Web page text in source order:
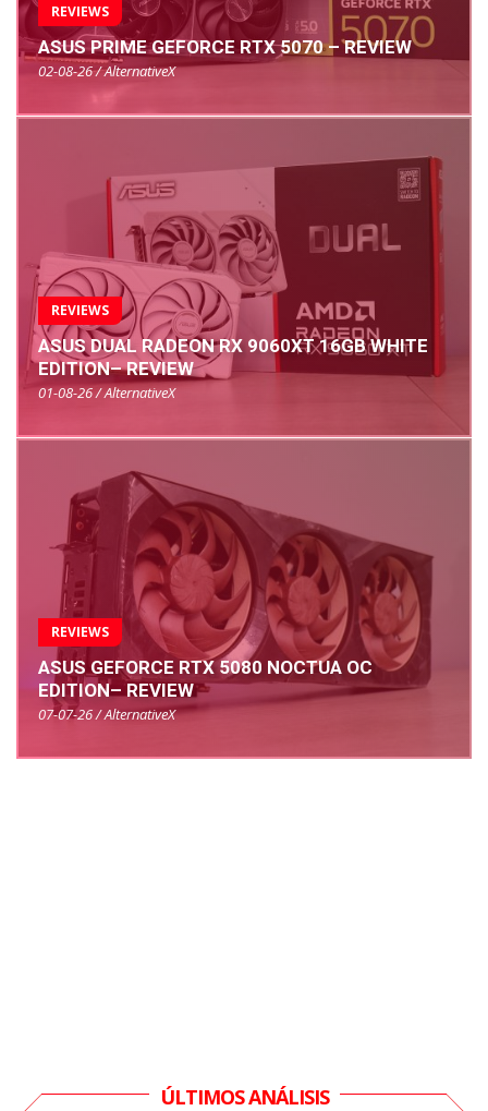
REVIEWS
ASUS PRIME GEFORCE RTX 5070 – REVIEW
02-08-26 / AlternativeX
REVIEWS
ASUS DUAL RADEON RX 9060XT 16GB WHITE
EDITION– REVIEW
01-08-26 / AlternativeX
REVIEWS
ASUS GEFORCE RTX 5080 NOCTUA OC
EDITION– REVIEW
07-07-26 / AlternativeX
ÚLTIMOS ANÁLISIS